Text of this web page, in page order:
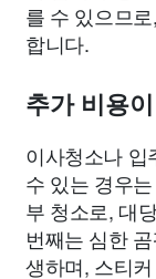
를 수 있으므
합니다.
추가 비용
이사청소나 입
수 있는 경우
부 청소로, 대
번째는 심한
생하며, 스티